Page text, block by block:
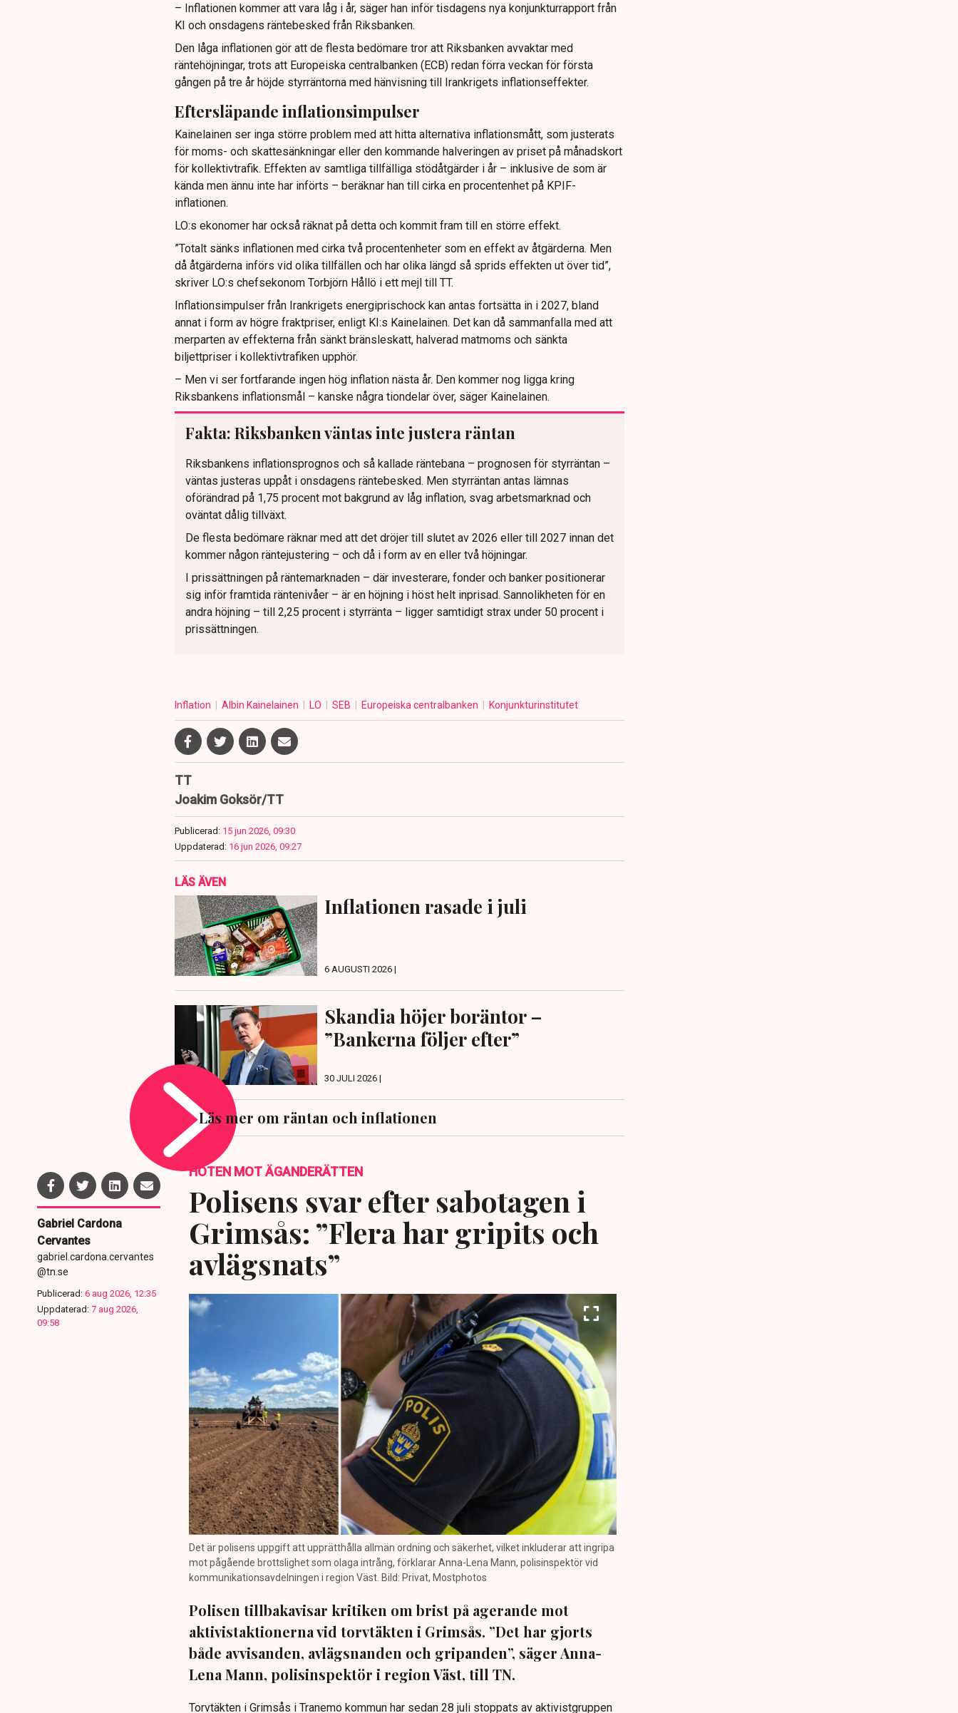
– Inflationen kommer att vara låg i år, säger han inför tisdagens nya konjunkturrapport från
KI och onsdagens räntebesked från Riksbanken.
Den låga inflationen gör att de flesta bedömare tror att Riksbanken avvaktar med
räntehöjningar, trots att Europeiska centralbanken (ECB) redan förra veckan för första
gången på tre år höjde styrräntorna med hänvisning till Irankrigets inflationseffekter.
Eftersläpande inflationsimpulser
Kainelainen ser inga större problem med att hitta alternativa inflationsmått, som justerats
för moms- och skattesänkningar eller den kommande halveringen av priset på månadskort
för kollektivtrafik. Effekten av samtliga tillfälliga stödåtgärder i år – inklusive de som är
kända men ännu inte har införts – beräknar han till cirka en procentenhet på KPIF-
inflationen.
LO:s ekonomer har också räknat på detta och kommit fram till en större effekt.
”Totalt sänks inflationen med cirka två procentenheter som en effekt av åtgärderna. Men
då åtgärderna införs vid olika tillfällen och har olika längd så sprids effekten ut över tid”,
skriver LO:s chefsekonom Torbjörn Hållö i ett mejl till TT.
Inflationsimpulser från Irankrigets energiprischock kan antas fortsätta in i 2027, bland
annat i form av högre fraktpriser, enligt KI:s Kainelainen. Det kan då sammanfalla med att
merparten av effekterna från sänkt bränsleskatt, halverad matmoms och sänkta
biljettpriser i kollektivtrafiken upphör.
– Men vi ser fortfarande ingen hög inflation nästa år. Den kommer nog ligga kring
Riksbankens inflationsmål – kanske några tiondelar över, säger Kainelainen.
Fakta: Riksbanken väntas inte justera räntan
Riksbankens inflationsprognos och så kallade räntebana – prognosen för styrräntan –
väntas justeras uppåt i onsdagens räntebesked. Men styrräntan antas lämnas
oförändrad på 1,75 procent mot bakgrund av låg inflation, svag arbetsmarknad och
oväntat dålig tillväxt.
De flesta bedömare räknar med att det dröjer till slutet av 2026 eller till 2027 innan det
kommer någon räntejustering – och då i form av en eller två höjningar.
I prissättningen på räntemarknaden – där investerare, fonder och banker positionerar
sig inför framtida räntenivåer – är en höjning i höst helt inprisad. Sannolikheten för en
andra höjning – till 2,25 procent i styrränta – ligger samtidigt strax under 50 procent i
prissättningen.
Inflation Albin Kainelainen LO SEB Europeiska centralbanken Konjunkturinstitutet
TT
Joakim Goksör/TT
Publicerad: 15 jun 2026, 09:30
Uppdaterad: 16 jun 2026, 09:27
LÄS ÄVEN
Inflationen rasade i juli
6 AUGUSTI 2026 |
Skandia höjer boräntor –
”Bankerna följer efter”
30 JULI 2026 |
Läs mer om räntan och inflationen
Gabriel Cardona
Cervantes
gabriel.cardona.cervantes
@tn.se
Publicerad: 6 aug 2026, 12:35
Uppdaterad: 7 aug 2026,
09:58
HOTEN MOT ÄGANDERÄTTEN
Polisens svar efter sabotagen i
Grimsås: ”Flera har gripits och
avlägsnats”
Det är polisens uppgift att upprätthålla allmän ordning och säkerhet, vilket inkluderar att ingripa
mot pågående brottslighet som olaga intrång, förklarar Anna-Lena Mann, polisinspektör vid
kommunikationsavdelningen i region Väst. Bild: Privat, Mostphotos
Polisen tillbakavisar kritiken om brist på agerande mot
aktivistaktionerna vid torvtäkten i Grimsås. ”Det har gjorts
både avvisanden, avlägsnanden och gripanden”, säger Anna-
Lena Mann, polisinspektör i region Väst, till TN.
Torvtäkten i Grimsås i Tranemo kommun har sedan 28 juli stoppats av aktivistgruppen